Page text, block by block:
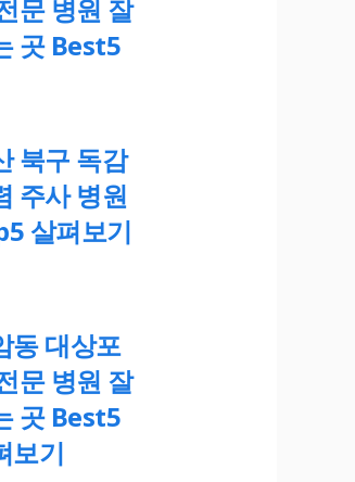
문 병원 잘
곳 Best5
북구 독감
주사 병원
살펴보기
동 대상포
문 병원 잘
곳 Best5
보기